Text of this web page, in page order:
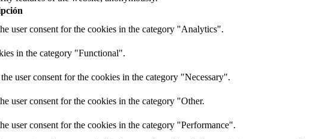
user consent for the cookies in the category "Analytics".
in the category "Functional".
user consent for the cookies in the category "Necessary".
user consent for the cookies in the category "Other.
user consent for the cookies in the category "Performance".